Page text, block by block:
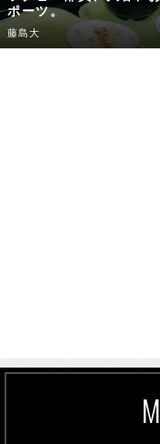
ポーツ。
藤島大